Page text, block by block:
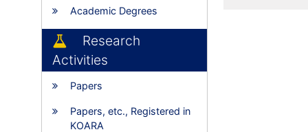
Academic Degrees
Research
Activities
Papers
Papers, etc., Registered in
KOARA